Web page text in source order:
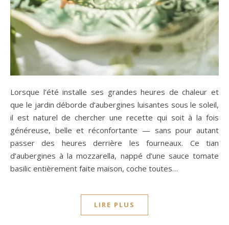
Lorsque l’été installe ses grandes heures de chaleur et
que le jardin déborde d’aubergines luisantes sous le soleil,
il est naturel de chercher une recette qui soit à la fois
généreuse, belle et réconfortante — sans pour autant
passer des heures derrière les fourneaux. Ce tian
d’aubergines à la mozzarella, nappé d’une sauce tomate
basilic entièrement faite maison, coche toutes…
LIRE PLUS